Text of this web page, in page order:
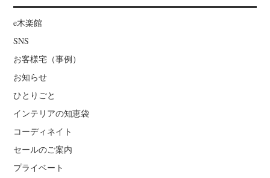
e木楽館
SNS
お客様宅（事例）
お知らせ
ひとりごと
インテリアの知恵袋
コーディネイト
セールのご案内
プライベート